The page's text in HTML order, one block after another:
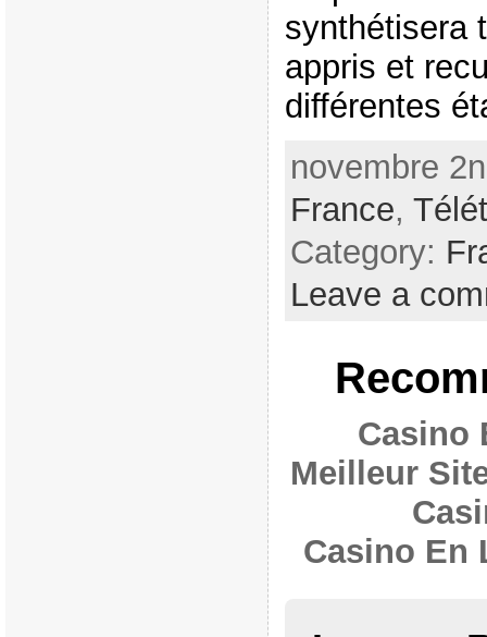
synthétisera
appris et
différentes
novembre
France,
Category:
Leave a
Casino
Meilleur
Casino En